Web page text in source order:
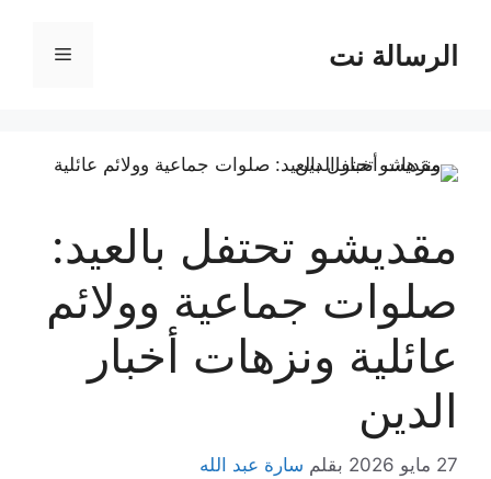
المحتوىالرسالة نت القائمة
مقديشو تحتفل بالعيد:
صلوات جماعية وولائم
عائلية ونزهات أخبار
الدين
27 مايو 2026 بقلم سارة عبد الله